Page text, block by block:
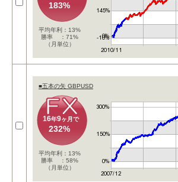
183%
平均年利：13%
勝率 ：71%
（月単位）
■五本の矢 GBPUSD
16年9ヶ月で
232%
平均年利：13%
勝率 ：58%
（月単位）